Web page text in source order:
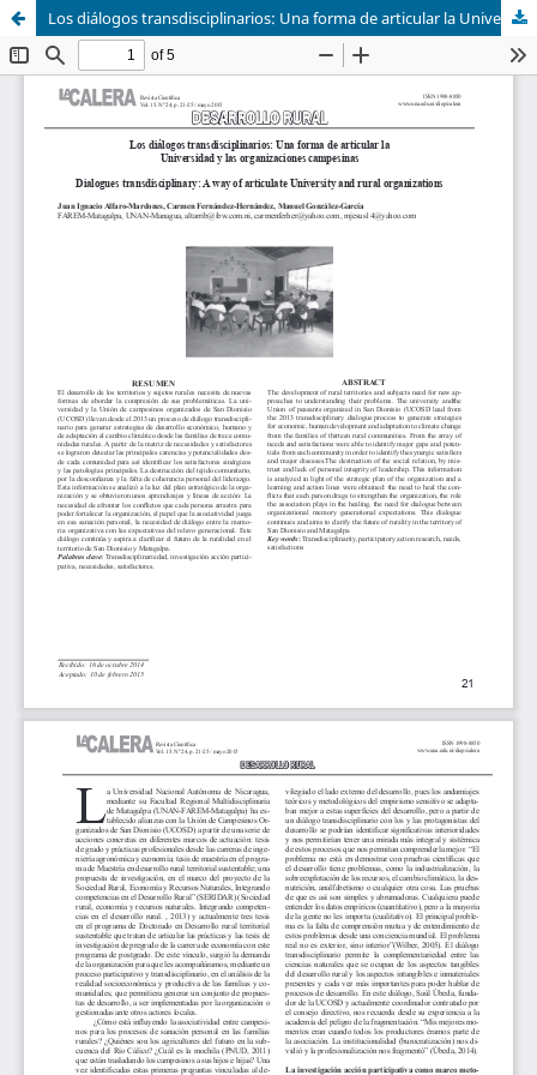
Los diálogos transdisciplinarios: Una forma de articular la Universidad y las organizaciones campesinas